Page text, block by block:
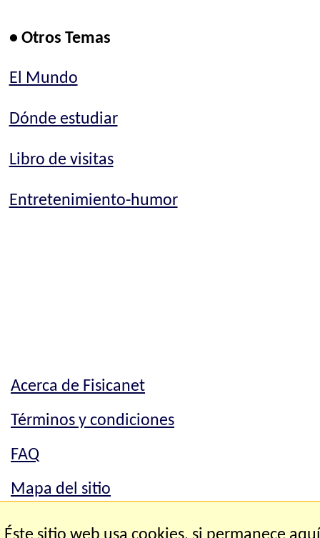
• Otros Temas
El Mundo
Dónde estudiar
Libro de visitas
Entretenimiento-humor
Acerca de Fisicanet
Términos y condiciones
FAQ
Mapa del sitio
Mapa del sitio